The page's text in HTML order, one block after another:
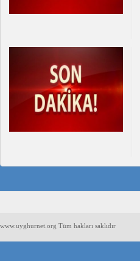
www.uyghurnet.org Tüm hakları saklıdır